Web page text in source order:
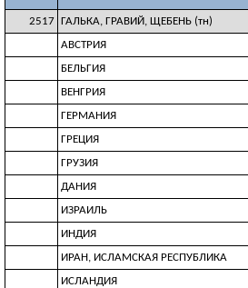
2517 ГАЛЬКА, ГРАВИЙ, ЩЕБЕНЬ (тн)
АВСТРИЯ
БЕЛЬГИЯ
ВЕНГРИЯ
ГЕРМАНИЯ
ГРЕЦИЯ
ГРУЗИЯ
ДАНИЯ
ИЗРАИЛЬ
ИНДИЯ
ИРАН, ИСЛАМСКАЯ РЕСПУБЛИКА
ИСЛАНДИЯ